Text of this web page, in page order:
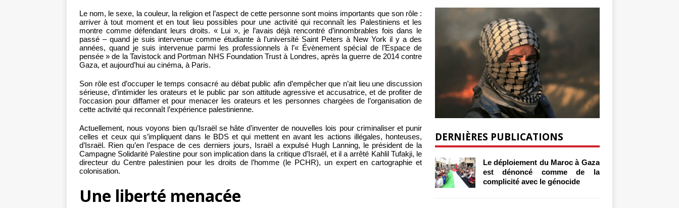
Le nom, le sexe, la couleur, la religion et l’aspect de cette personne sont moins importants que son rôle :
arriver à tout moment et en tout lieu possibles pour une activité qui reconnaît les Palestiniens et les
montre comme défendant leurs droits. « Lui », je l’avais déjà rencontré d’innombrables fois dans le
passé – quand je suis intervenue comme étudiante à l’université Saint Peters à New York il y a des
années, quand je suis intervenue parmi les professionnels à l’« Évènement spécial de l’Espace de
pensée » de la Tavistock and Portman NHS Foundation Trust à Londres, après la guerre de 2014 contre
Gaza, et aujourd’hui au cinéma, à Paris.
Son rôle est d’occuper le temps consacré au débat public afin d’empêcher que n’ait lieu une discussion
sérieuse, d’intimider les orateurs et le public par son attitude agressive et accusatrice, et de profiter de
l’occasion pour diffamer et pour menacer les orateurs et les personnes chargées de l’organisation de
cette activité qui reconnaît l’expérience palestinienne.
Actuellement, nous voyons bien qu’Israël se hâte d’inventer de nouvelles lois pour criminaliser et punir
celles et ceux qui s’impliquent dans le BDS et qui mettent en avant les actions illégales, honteuses,
d’Israël. Rien qu’en l’espace de ces derniers jours, Israël a expulsé Hugh Lanning, le président de la
Campagne Solidarité Palestine pour son implication dans la critique d’Israël, et il a arrêté Kahlil Tufakji, le
directeur du Centre palestinien pour les droits de l’homme (le PCHR), un expert en cartographie et
colonisation.
Une liberté menacée
DERNIÈRES PUBLICATIONS
Le déploiement du Maroc à Gaza
est dénoncé comme de la
complicité avec le génocide